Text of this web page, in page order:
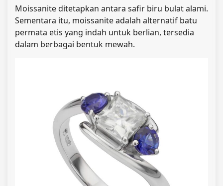
Moissanite ditetapkan antara safir biru bulat alami.
Sementara itu, moissanite adalah alternatif batu
permata etis yang indah untuk berlian, tersedia
dalam berbagai bentuk mewah.